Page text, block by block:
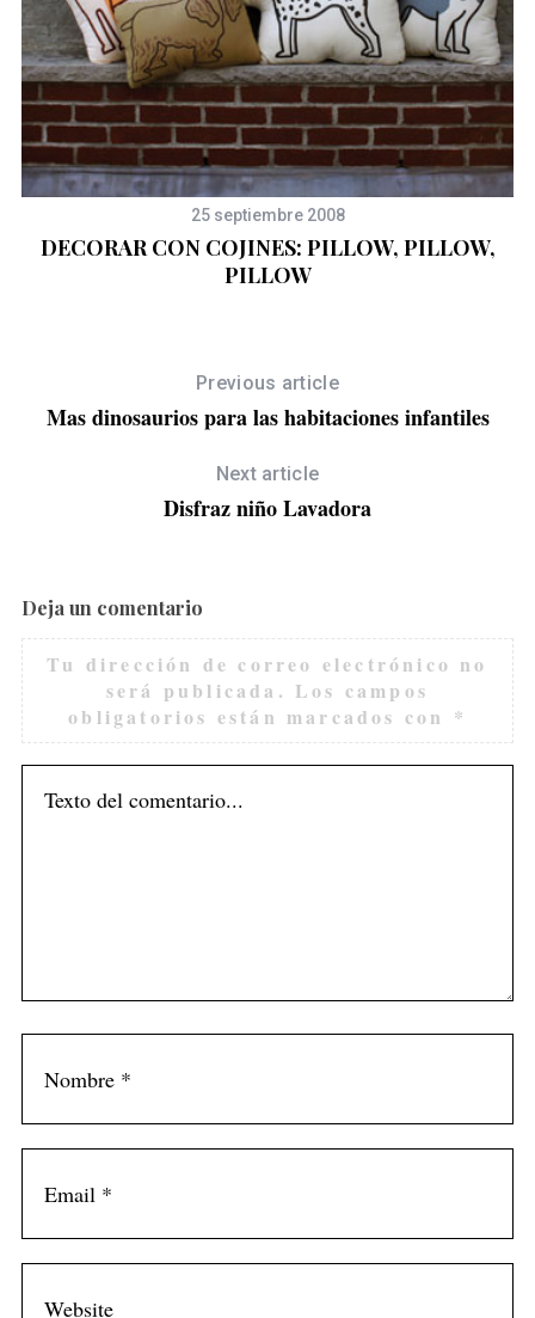
25 septiembre 2008
DECORAR CON COJINES: PILLOW, PILLOW,
PILLOW
Previous article
Mas dinosaurios para las habitaciones infantiles
Next article
Disfraz niño Lavadora
Deja un comentario
Tu dirección de correo electrónico no
será publicada. Los campos
obligatorios están marcados con *
e
h